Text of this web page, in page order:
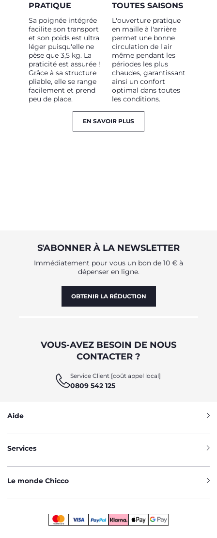
PRATIQUE
Sa poignée intégrée
facilite son transport
et son poids est ultra
léger puisqu'elle ne
pèse que 3,5 kg. La
praticité est assurée !
Grâce à sa structure
pliable, elle se range
facilement et prend
peu de place.
TOUTES SAISONS
L'ouverture pratique
en maille à l'arrière
permet une bonne
circulation de l'air
même pendant les
périodes les plus
chaudes, garantissant
ainsi un confort
optimal dans toutes
les conditions.
EN SAVOIR PLUS
S'ABONNER À LA NEWSLETTER
Immédiatement pour vous un bon de 10 € à
dépenser en ligne.
OBTENIR LA RÉDUCTION
VOUS-AVEZ BESOIN DE NOUS
CONTACTER ?
Service Client [coût appel local]
0809 542 125
Aide
Services
Le monde Chicco